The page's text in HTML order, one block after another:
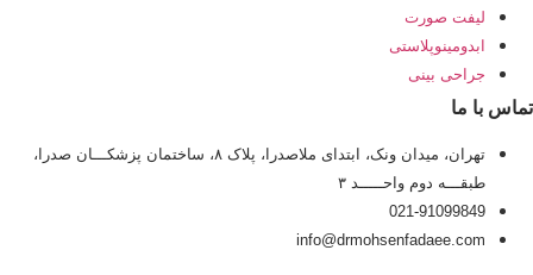
لیفت صورت
ابدومینوپلاستی
جراحی بینی
تماس با ما
تهران، میدان ونک، ابتدای ملاصدرا، پلاک ۸، ساختمان پزشکـــان صدرا،
طبقـــه دوم واحـــــد ۳
021-91099849
info@drmohsenfadaee.com